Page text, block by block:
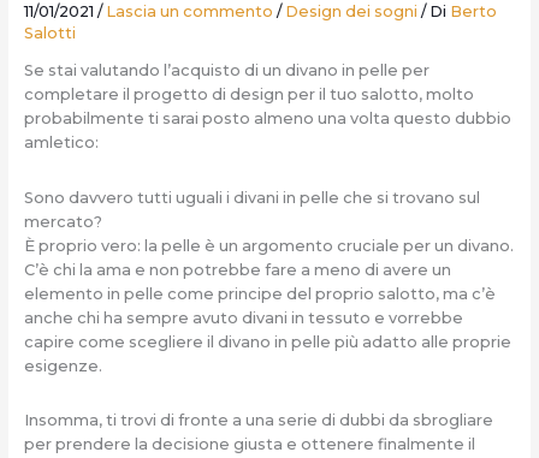
11/01/2021 / Lascia un commento / Design dei sogni / Di Berto
Salotti
Se stai valutando l’acquisto di un divano in pelle per
completare il progetto di design per il tuo salotto, molto
probabilmente ti sarai posto almeno una volta questo dubbio
amletico:
Sono davvero tutti uguali i divani in pelle che si trovano sul
mercato?
È proprio vero: la pelle è un argomento cruciale per un divano.
C’è chi la ama e non potrebbe fare a meno di avere un
elemento in pelle come principe del proprio salotto, ma c’è
anche chi ha sempre avuto divani in tessuto e vorrebbe
capire come scegliere il divano in pelle più adatto alle proprie
esigenze.
Insomma, ti trovi di fronte a una serie di dubbi da sbrogliare
per prendere la decisione giusta e ottenere finalmente il